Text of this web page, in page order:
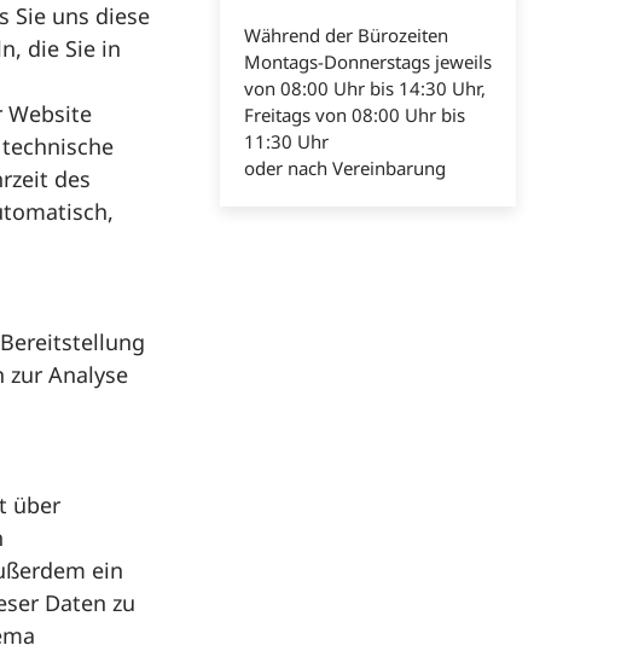
Sie uns diese
die Sie in
Website
des
zur Analyse
über
ein
Daten zu
Während der Bürozeiten
Montags-Donnerstags jeweils
von 08:00 Uhr bis 14:30 Uhr,
Freitags von 08:00 Uhr bis
11:30 Uhr
oder nach Vereinbarung